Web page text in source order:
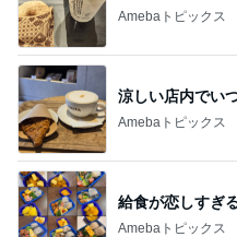
Amebaトピックス
涼しい店内でい
Amebaトピックス
給食が恋しすぎ
Amebaトピックス